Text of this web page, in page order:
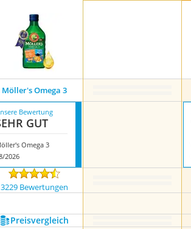
Möller's Omega 3
Bewertung
GUT
Omega 3
2026
3229 Bewertungen
Preis­vergleich